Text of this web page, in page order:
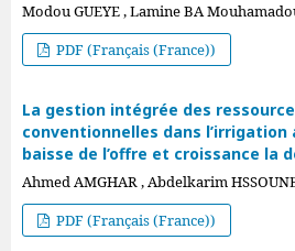
Modou GUEYE , Lamine BA
PDF (Français (France))
La gestion intégrée des
conventionnelles dans l’irrigation
baisse de l’offre et croissance la
Ahmed AMGHAR , Abdelkarim
PDF (Français (France))